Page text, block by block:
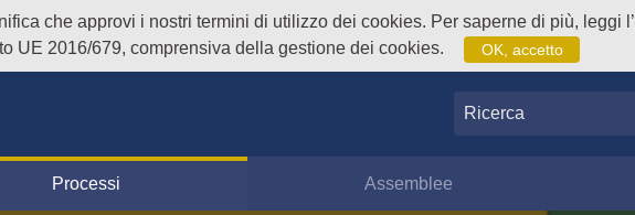
che approvi i nostri termini di utilizzo dei cookies. Per saperne di più, leggi l’
UE 2016/679, comprensiva della gestione dei cookies.
OK, accetto
Ricerca
Processi Assemblee